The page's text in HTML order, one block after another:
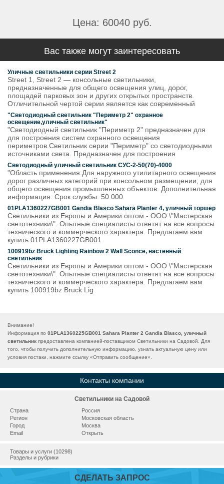
Цена: 60040 руб.
Вас также могут заинтересовать
Уличные светильники серии Street 2
Street 1, Street 2 — консольные светильники,
предназначенные для общего освещения улиц, дорог,
площадей парковых зон и других открытых пространств.
Отличительной чертой серии является как современный
"Светодиодный светильник "Периметр 2" охранное
освещение,уличный светильник"
"Светодиодный светильник "Периметр 2" предназначен для
для построения систем охранного освещения
периметров.Светильник серии "Периметр" со светодиодными
источниками света. Предназначен для построения
Светодиодный уличный светильник СУС-2-50(70)-4000
"Область применения:Для наружного утилитарного освещения
дорог различных категорий при консольном размещении; для
общего освещения промышленных объектов. Дополнительная
информация: Срок службы: 50 000
01PLA1360227GB001 Gandia Blasco Sahara Planter 4, уличный торшер
Светильники из Европы и Америки оптом - ООО \"Мастерская
светотехники\". Опытные специалисты ответят на все вопросы
технического и коммерческого характера. Предлагаем вам
купить 01PLA1360227GB001
100919bz Bruck Lighting Rainbow 2 Wall Sconce, настенный
светильник
Светильники из Европы и Америки оптом - ООО \"Мастерская
светотехники\". Опытные специалисты ответят на все вопросы
технического и коммерческого характера. Предлагаем вам
купить 100919bz Bruck Lig
Внимание!
Информация по 01PLA1360225GB001 Sahara Planter 2 Gandia Blasco, уличный
светильник предоставлена компанией-поставщиком Светильники на Садовой. Для
того, чтобы получить дополнительную информацию, узнать актуальную цену или
условия постаки, нажмите ссылку «Отправить сообщение».
Контакты компании
Светильники на Садовой
Страна
Россия
Регион
Московская область
Город
Москва
Email
Открыть
Товары и услуги (10298)
Разделы и рубрики
СДЕЛАТЬ ЗАПРОС